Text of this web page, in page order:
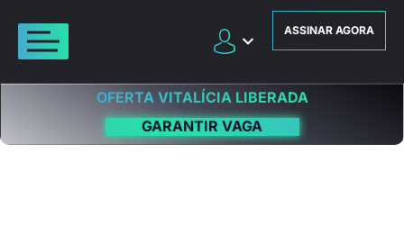
ASSINAR AGORA
OFERTA VITALÍCIA LIBERADA
GARANTIR VAGA